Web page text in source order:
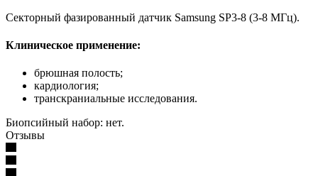
Секторный фазированный датчик Samsung SP3-8 (3-8 МГц).
Клиническое применение:
брюшная полость;
кардиология;
транскраниальные исследования.
Биопсийный набор: нет.
Отзывы